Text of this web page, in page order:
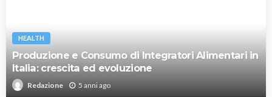
HEALTH
Produzione e Consumo di Integratori Alimentari in
Italia: crescita ed evoluzione
Redazione 5 anni ago